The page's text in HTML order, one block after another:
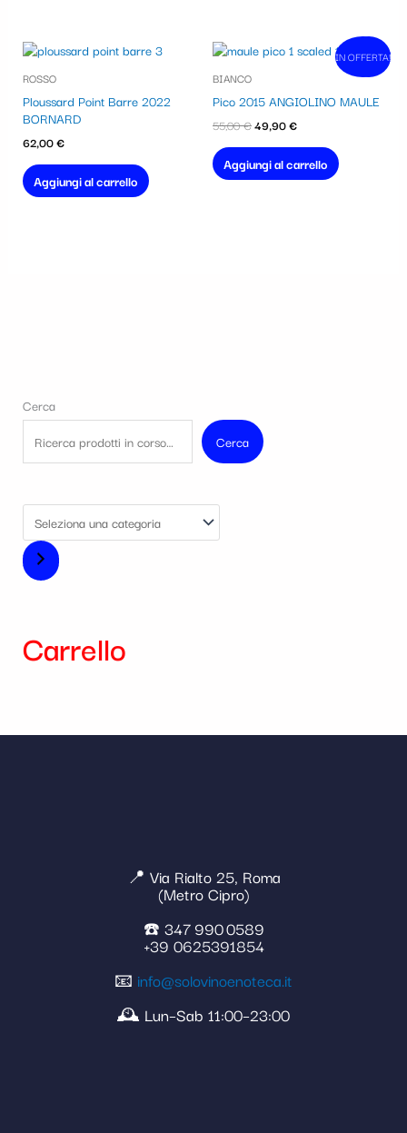
ROSSO
Ploussard Point Barre 2022
BORNARD
62,00€
Aggiungi al carrello
In vendita!
IN OFFERTA!
BIANCO
Pico 2015 ANGIOLINO MAULE
55,00€
Il
era:
49,90€
Il
è:
Aggiungi al carrello
Cerca
Cerca
Carrello
📍 Via Rialto 25, Roma
(Metro Cipro)
☎️ 347 990 0589
+39 0625391854
📧 info@solovinoenoteca.it
🕰️ Lun–Sab 11:00–23:00